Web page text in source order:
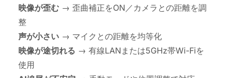
映像が歪む → 歪曲補正をON／カメラとの距離を調
整
声が小さい → マイクとの距離を均等化
映像が途切れる → 有線LANまたは5GHz帯Wi-Fiを
使用